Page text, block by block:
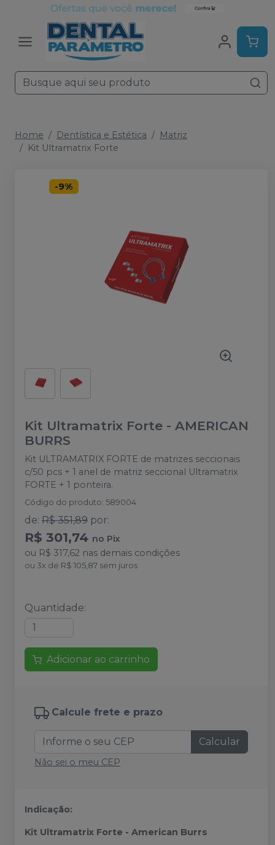
Home Dentística e Estética
Matriz
Kit Ultramatrix Forte
-9%
Kit Ultramatrix Forte - AMERICAN
BURRS
Kit ULTRAMATRIX FORTE de matrizes seccionais
c/50 pcs + 1 anel de matriz seccional Ultramatrix
FORTE + 1 ponteira.
Código do produto: 589004
de: R$ 351,89 por:
R$ 301,74 no Pix
ou R$ 317,62 nas demais condições
ou 3x de R$ 105,87 sem juros
Quantidade:
Adicionar ao carrinho
Calcule frete e prazo
Calcular
Não sei o meu CEP
Indicação:
Kit Ultramatrix Forte - American Burrs